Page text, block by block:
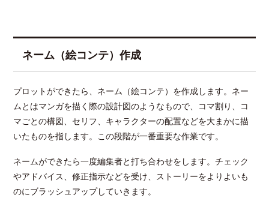
ネーム（絵コンテ）作成
プロットができたら、ネーム（絵コンテ）を作成します。ネー
ムとはマンガを描く際の設計図のようなもので、コマ割り、コ
マごとの構図、セリフ、キャラクターの配置などを大まかに描
いたものを指します。この段階が一番重要な作業です。
ネームができたら一度編集者と打ち合わせをします。チェック
やアドバイス、修正指示などを受け、ストーリーをよりよいも
のにブラッシュアップしていきます。